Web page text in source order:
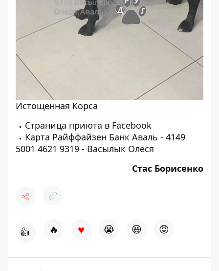
Истощенная Корса
Страница приюта в Facebook
Карта Райффайзен Банк Аваль - 4149
5001 4621 9319 - Васылык Олеся
Стас Борисенко
👍 🔥 ♥ 😭 😆 😡